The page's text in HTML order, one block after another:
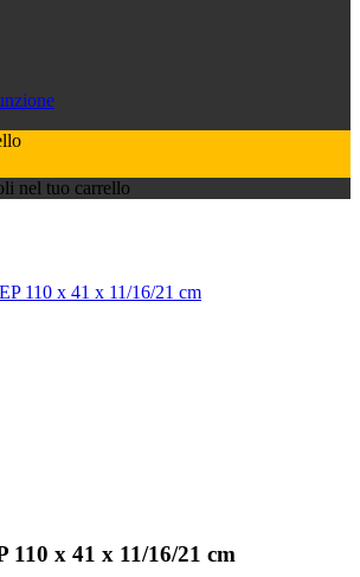
nel tuo carrello
110 x 41 x 11/16/21 cm
x 41 x 11/16/21 cm